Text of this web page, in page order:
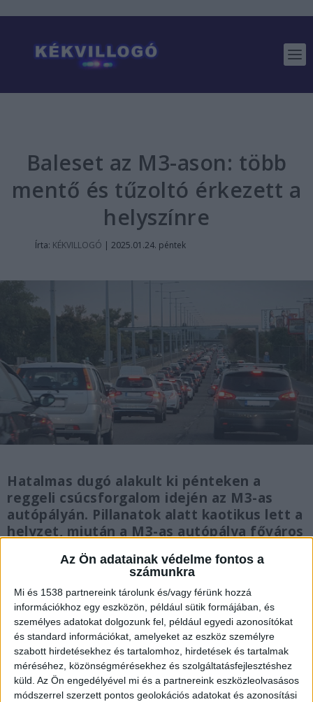
Az Ön adatainak védelme fontos a
számunkra
Mi és 1538 partnereink tárolunk és/vagy férünk hozzá
információkhoz egy eszközön, például sütik formájában, és
személyes adatokat dolgozunk fel, például egyedi azonosítókat
és standard információkat, amelyeket az eszköz személyre
szabott hirdetésekhez és tartalomhoz, hirdetések és tartalmak
méréséhez, közönségmérésekhez és szolgáltatásfejlesztéshez
küld. Az Ön engedélyével mi és a partnereink eszközleolvasásos
módszerrel szerzett pontos geolokációs adatokat és azonosítási
Baleset az M3-ason: több
mentő és tűzoltó érkezett a
helyszínre
Írta: KÉKVILLOGÓ | 2025.01.24. péntek
Hatalmas dugó alakult ki pénteken a
reggeli csúcsforgalom idején az M3-as
autópályán. Pillanatok alatt kaotikus lett a
helyzet, miután a M3-as autópálya főváros
csomópontja előtt baleset történt.
Baleset az M3-ason
Az M3-as autópálya főváros felé vezető oldalán,
az M0-s autóút csomópontja előtt baleset